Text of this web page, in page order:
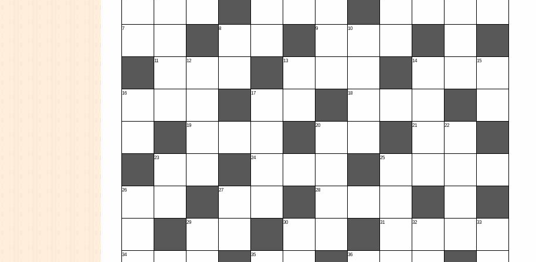
7 8 9 10
11 12 13 14 15
16 17 18
19 20 21 22
23 24 25
26 27 28
29 30 31 32 33
34 35 36